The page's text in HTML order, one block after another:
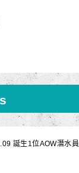
誕生1位AOW潛水員